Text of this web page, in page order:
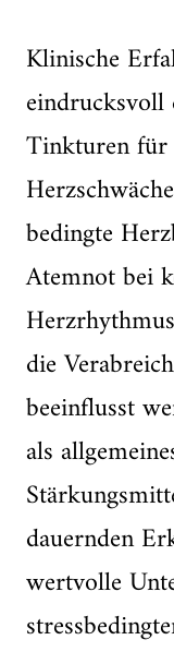
Klinische
Tinkturen
bedingte
Atemnot bei
die
beeinflusst
als
dauernden
wertvolle